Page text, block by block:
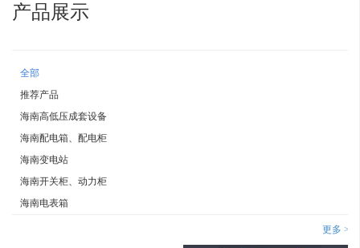
产品展示
全部
推荐产品
海南高低压成套设备
海南配电箱、配电柜
海南变电站
海南开关柜、动力柜
海南电表箱
更多 >>